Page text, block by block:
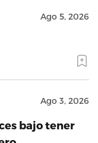
Ago 5, 2026
Ago 3, 2026
bajo tener